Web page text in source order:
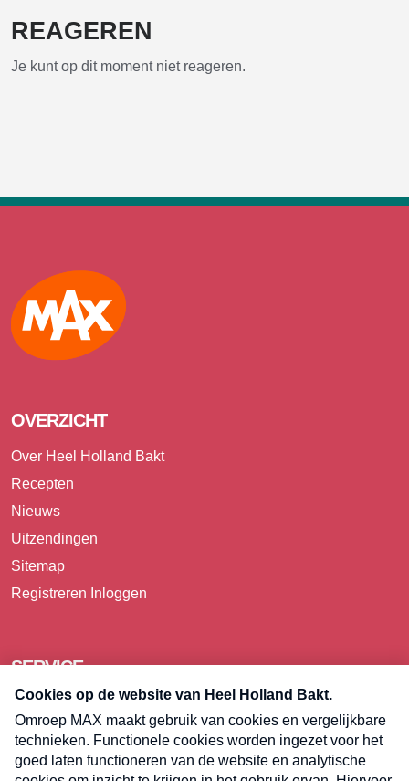
REAGEREN
Je kunt op dit moment niet reageren.
Max
OVERZICHT
Over Heel Holland Bakt
Recepten
Nieuws
Uitzendingen
Sitemap
Registreren Inloggen
SERVICE
Over Omroep MAX
Pers
Contact